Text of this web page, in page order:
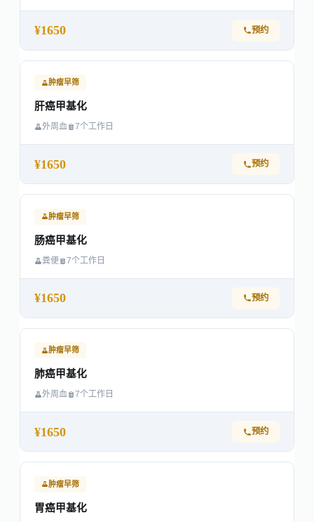
¥1650 预约
肿瘤早筛
肝癌甲基化
外周血 7个工作日
¥1650 预约
肿瘤早筛
肠癌甲基化
粪便 7个工作日
¥1650 预约
肿瘤早筛
肺癌甲基化
外周血 7个工作日
¥1650 预约
肿瘤早筛
胃癌甲基化